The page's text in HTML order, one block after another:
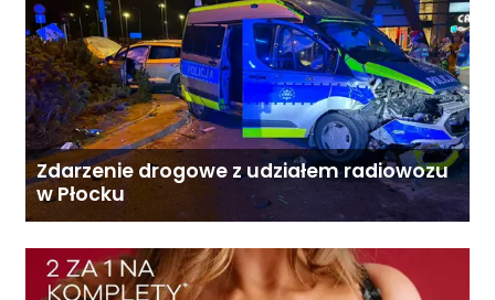
Zdarzenie drogowe z udziałem radiowozu
w Płocku